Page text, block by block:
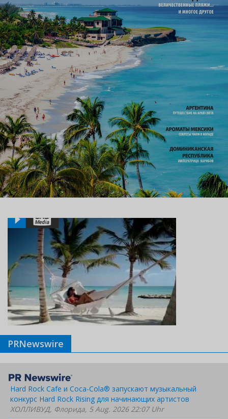
PRNewswire
Hard Rock Cafe и Coca-Cola® запускают музыкальный
конкурс Hard Rock Rising для начинающих артистов
ХОЛЛИВУД, Флорида, 5 Aug. 2026 22:07 Uhr